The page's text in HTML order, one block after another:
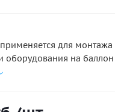
для монтажа
оборудования на